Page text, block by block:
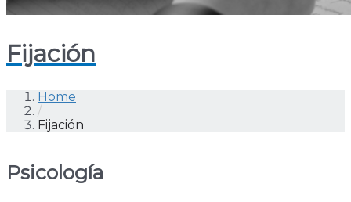
Fijación
Home
/
Fijación
Psicología